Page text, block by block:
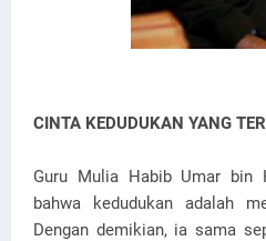
CINTA KEDUDUKAN YANG
Guru Mulia Habib Umar bin
bahwa kedudukan adalah
Dengan demikian, ia sama